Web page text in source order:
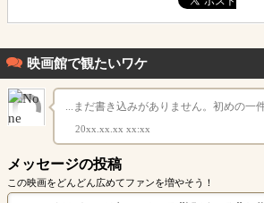
映画館で観たいワケ
...まだ書き込みがありません。初めの一
20xx.xx.xx xx:xx
メッセージの投稿
この映画をどんどん広めてファンを増やそう！